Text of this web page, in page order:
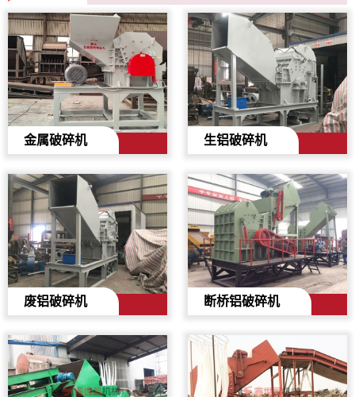
金属破碎机 生铝破碎机
废铝破碎机 断桥铝破碎机